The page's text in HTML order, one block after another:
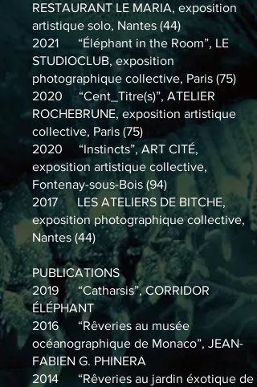
RESTAURANT LE MARIA, exposition
artistique solo, Nantes (44)
2021 “Éléphant in the Room”, LE
STUDIOCLUB, exposition
photographique collective, Paris (75)
2020 “Cent_Titre(s)”, ATELIER
ROCHEBRUNE, exposition artistique
collective, Paris (75)
2020 “Instincts”, ART CITÉ,
exposition artistique collective,
Fontenay-sous-Bois (94)
2017 LES ATELIERS DE BITCHE,
exposition photographique collective,
Nantes (44)
PUBLICATIONS
2019 “Catharsis”, CORRIDOR
ÉLÉPHANT
2016 “Rêveries au musée
océanographique de Monaco”, JEAN-
FABIEN G. PHINERA
2014 “Rêveries au jardin éxotique de